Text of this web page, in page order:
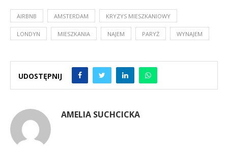
AIRBNB AMSTERDAM KRYZYS MIESZKANIOWY
LONDYN MIESZKANIA NAJEM PARYŻ WYNAJEM
UDOSTĘPNIJ
AMELIA SUCHCICKA